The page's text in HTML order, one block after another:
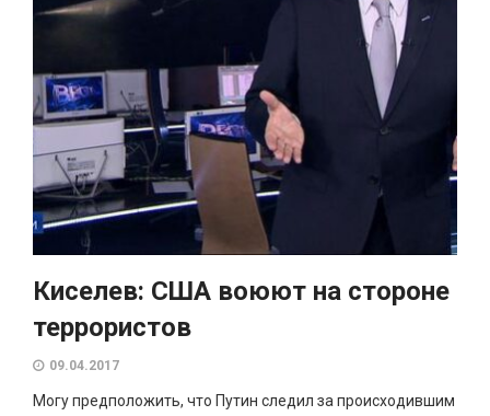
Киселев: США воюют на стороне
террористов
09.04.2017
Могу предположить, что Путин следил за происходившим